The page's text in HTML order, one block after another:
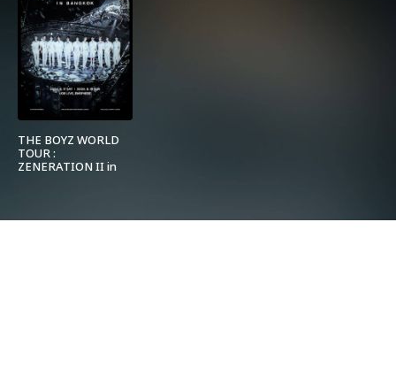
THE BOYZ WORLD
TOUR :
ZENERATION II in